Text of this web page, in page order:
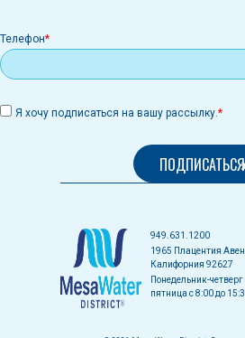
Телефон
Я хочу подписаться на вашу рассылку.
949.631.1200
1965 Плацентия
Калифорния 92627
Понедельник-четверг
пятница с 8:00 до